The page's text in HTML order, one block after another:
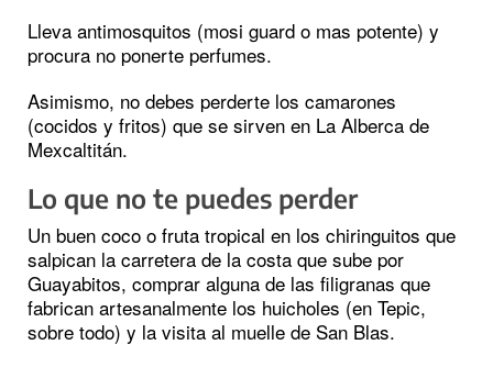
Lleva antimosquitos (mosi guard o mas potente) y
procura no ponerte perfumes.
Asimismo, no debes perderte los camarones
(cocidos y fritos) que se sirven en La Alberca de
Mexcaltitán.
Lo que no te puedes perder
Un buen coco o fruta tropical en los chiringuitos que
salpican la carretera de la costa que sube por
Guayabitos, comprar alguna de las filigranas que
fabrican artesanalmente los huicholes (en Tepic,
sobre todo) y la visita al muelle de San Blas.